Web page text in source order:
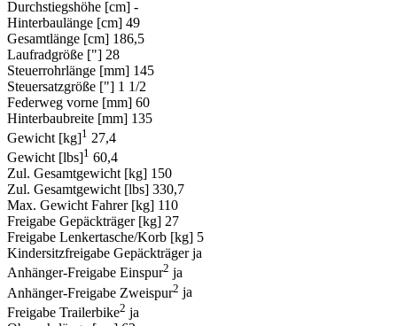
Durchstiegshöhe [cm] -
Hinterbaulänge [cm] 49
Gesamtlänge [cm] 186,5
Laufradgröße ["] 28
Steuerrohrlänge [mm] 145
Steuersatzgröße ["] 1 1/2
Federweg vorne [mm] 60
Hinterbaubreite [mm] 135
Gewicht [kg]1 27,4
Gewicht [lbs]1 60,4
Zul. Gesamtgewicht [kg] 150
Zul. Gesamtgewicht [lbs] 330,7
Max. Gewicht Fahrer [kg] 110
Freigabe Gepäckträger [kg] 27
Freigabe Lenkertasche/Korb [kg] 5
Kindersitzfreigabe Gepäckträger ja
Anhänger-Freigabe Einspur2 ja
Anhänger-Freigabe Zweispur2 ja
Freigabe Trailerbike2 ja